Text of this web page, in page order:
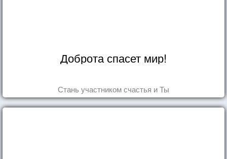
Доброта спасет мир!
Стань участником счастья и Ты